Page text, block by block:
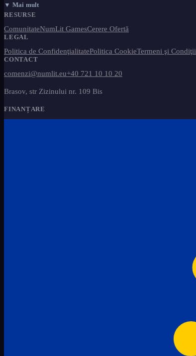
▼ Mai mult
RESURSE
ComunitateNumLit GamesCerere Ofertă
LEGAL
Politica de ConfidenţialitatePolitica CookieTermeni şi Condiţii
CONTACT
comenzi@numlit.eu+40 721 10 10 20
Brasov, str Zizinului nr. 109 Bis
FINANȚARE